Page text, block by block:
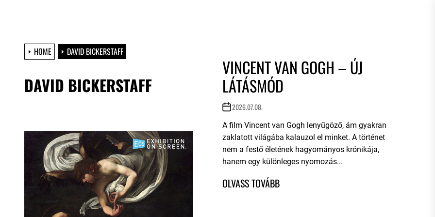
HOME DAVID BICKERSTAFF
DAVID BICKERSTAFF
VINCENT VAN GOGH – ÚJ
LÁTÁSMÓD
2026.07.08.
A film Vincent van Gogh lenyűgöző, ám gyakran
zaklatott világába kalauzol el minket. A történet
nem a festő életének hagyományos krónikája,
hanem egy különleges nyomozás...